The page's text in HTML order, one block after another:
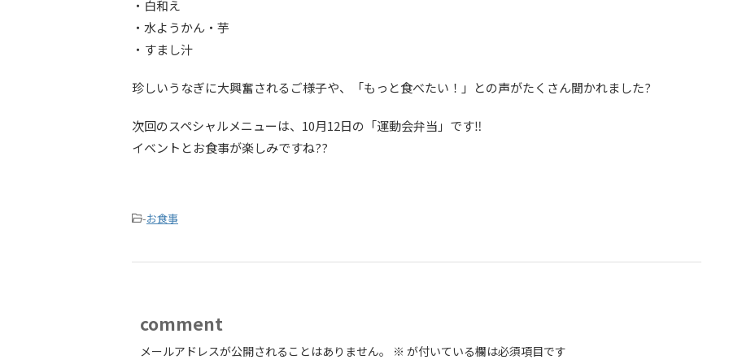
・白和え
・水ようかん・芋
・すまし汁
珍しいうなぎに大興奮されるご様子や、「もっと食べたい！」との声がたくさん聞かれました?
次回のスペシャルメニューは、10月12日の「運動会弁当」です‼️
イベントとお食事が楽しみですね??
-お食事
comment
メールアドレスが公開されることはありません。 ※ が付いている欄は必須項目です